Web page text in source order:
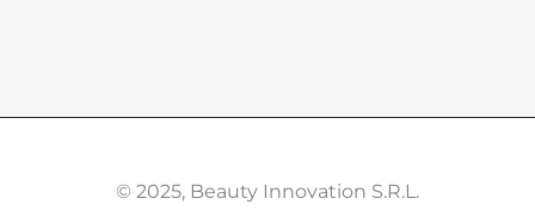
© 2025, Beauty Innovation S.R.L.